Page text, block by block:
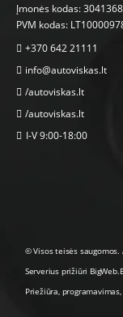
Įmonės kodas:
PVM kodas:
+370 642 21111
info@autoviskas.lt
/autoviskas.lt
/autoviskas.lt
I-V 9:00-18:00
© Visos teisės saugomos.
Serverius prižiūri
Priežiūra, programavimas